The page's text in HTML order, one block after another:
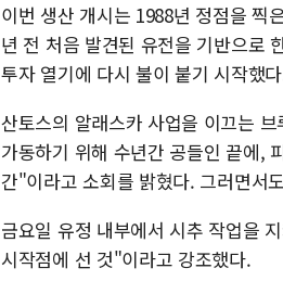
이번 생산 개시는 1988년 정점을 찍
년 전 처음 발견된 유전을 기반으로
투자 열기에 다시 불이 붙기 시작했
산토스의 알래스카 사업을 이끄는
가동하기 위해 수년간 공들인 끝에,
간"이라고 소회를 밝혔다. 그러면서
금요일 유정 내부에서 시추 작업을
시작점에 선 것"이라고 강조했다.